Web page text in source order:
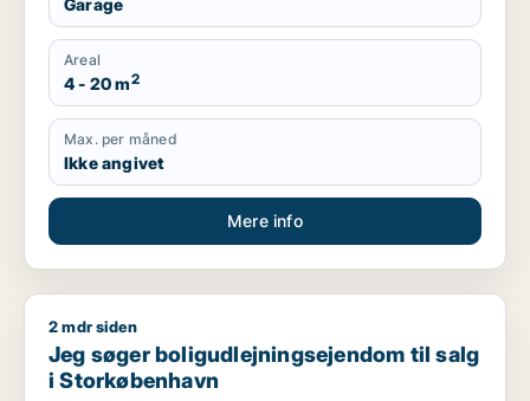
Garage
Areal
4 - 20 m2
Max. per måned
Ikke angivet
Mere info
Jeg søger boligudlejningsejendom til salg i Storkøbenhavn
2 mdr siden
Jeg søger boligudlejningsejendom til salg
i Storkøbenhavn